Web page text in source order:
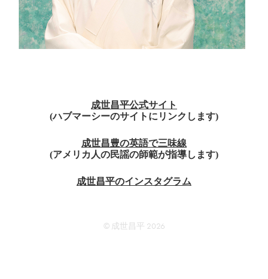
成世昌平公式サイト
(ハブマーシーのサイトにリンクします)
成世昌豊の英語で三味線
(アメリカ人の民謡の師範が指導します)
成世昌平のインスタグラム
© 成世昌平 2026